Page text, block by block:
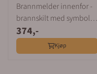
Brannmelder innenfor -
brannskilt med symbol
og tekst
374,-
Kjøp